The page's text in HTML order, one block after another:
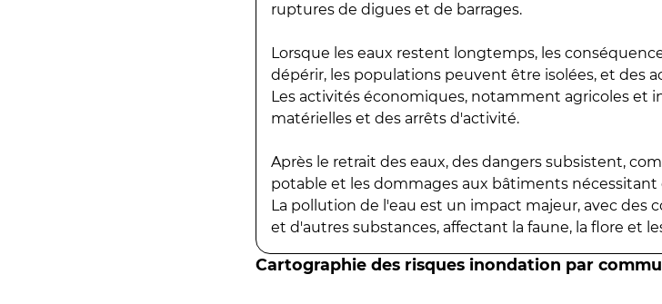
ruptures de digues et de barrages.
Lorsque les eaux restent longtemps, les
dépérir, les populations peuvent être isolées, et des
Les activités économiques, notamment agricoles et
matérielles et des arrêts d'activité.
Après le retrait des eaux, des dangers subsistent,
potable et les dommages aux bâtiments
La pollution de l'eau est un impact majeur, avec des
et d'autres substances, affectant la faune, la flore et
Cartographie des risques inondation par